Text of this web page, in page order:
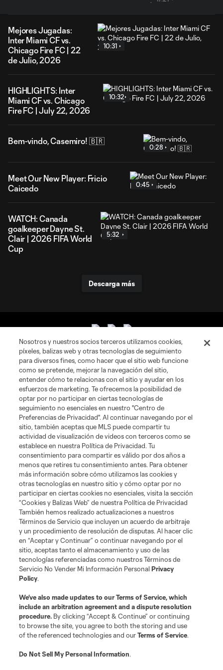
Mejores Jugadas:
Inter Miami CF vs.
Chicago Fire FC | 22
de Julio, 2026
10:31
HIGHLIGHTS: Inter
Miami CF vs. Chicago
Fire FC | July 22, 2026
10:32
Bem-vindo, Casemiro! 🇧🇷
0:28
Meet Our New Player: Fricio
Caicedo
0:45
WATCH: Canada
goalkeeper Dayne St.
Clair | 2026 FIFA World
Cup
5:32
Descarga más
Sitios Web del Club
Club
Tickets
News
MLSSOCCER.COM
Terminos de servicio
Politica de privacidad
Do Not Sell or Share My Personal Information
Cookies Settings
©2026 MLS. The Major League Soccer and MLS name and shield are
registered trademarks of Major League Soccer, L.L.C. (“MLS”). The names
and logos of MLS teams are registered and/or common law trademarks of
is forbidden.
Nosotros y nuestros socios terceros utilizamos cookies,
píxeles, balizas web y otras tecnologías de seguimiento
para diversos fines, como hacer que el sitio web funcione
como se pretende, mejorar la navegación del sitio,
entender cómo te relacionas con el sitio y ayudar en los
esfuerzos de marketing. Te ofrecemos la posibilidad de
optar por no participar en ciertas tecnologías de
seguimiento no esenciales en nuestro "Centro de
Preferencias de Privacidad". Al continuar navegando por el
sitio, también aceptas que MLS puede compartir tu
actividad de visualización de videos con terceros como se
establece en nuestra Política de Privacidad. Tu
consentimiento para compartir es válido por dos años a
menos que retires tu consentimiento antes. Para obtener
más información sobre cómo utilizamos las cookies y
otras tecnologías en nuestro sitio y cómo optar por no
participar en ciertas cookies no esenciales, visita la sección
“Cookies y Balizas Web” de nuestra Política de Privacidad
También hemos realizado actualizaciones a nuestros
Términos de Servicio que incluyen un acuerdo de arbitraje
y un procedimiento de resolución de disputas. Al hacer clic
en “Aceptar y Continuar” o continuar navegando por el
sitio, aceptas tanto el almacenamiento y uso de las
tecnologías referenciadas como nuestros Términos de
Servicio No Vender Mi Información PersonalPrivacy
Policy.
We’ve also made updates to ourTerms of Service, which
include an arbitration agreement and a dispute resolution
procedure. By clicking “Accept & Continue” or continuing
to browse the site, you agree to both the storing and use
of the referenced technologies and ourTerms of Service.
Do Not Sell My Personal Information.